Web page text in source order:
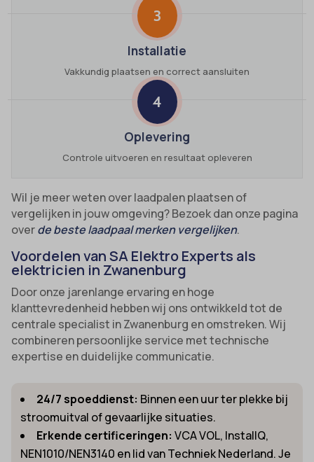
3
Installatie
Vakkundig plaatsen en correct aansluiten
4
Oplevering
Controle uitvoeren en resultaat opleveren
Wil je meer weten over laadpalen plaatsen of
vergelijken in jouw omgeving? Bezoek dan onze pagina
overde beste laadpaal merken vergelijken.
Voordelen van SA Elektro Experts als
elektricien in Zwanenburg
Door onze jarenlange ervaring en hoge
klanttevredenheid hebben wij ons ontwikkeld tot de
centrale specialist in Zwanenburg en omstreken. Wij
combineren persoonlijke service met technische
expertise en duidelijke communicatie.
24/7 spoeddienst: Binnen een uur ter plekke bij
stroomuitval of gevaarlijke situaties.
Erkende certificeringen: VCA VOL, InstallQ,
NEN1010/NEN3140 en lid van Techniek Nederland. Je